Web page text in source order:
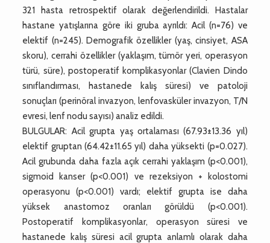
321 hasta retrospektif olarak değerlendirildi. Hastalar
hastane yatışlarına göre iki gruba ayrıldı: Acil (n=76) ve
elektif (n=245). Demografik özellikler (yaş, cinsiyet, ASA
skoru), cerrahi özellikler (yaklaşım, tümör yeri, operasyon
türü, süre), postoperatif komplikasyonlar (Clavien Dindo
sınıflandırması, hastanede kalış süresi) ve patoloji
sonuçları (perinöral invazyon, lenfovasküler invazyon, T/N
evresi, lenf nodu sayısı) analiz edildi.
BULGULAR: Acil grupta yaş ortalaması (67.93±13.36 yıl)
elektif gruptan (64.42±11.65 yıl) daha yüksekti (p=0.027).
Acil grubunda daha fazla açık cerrahi yaklaşım (p<0.001),
sigmoid kanser (p<0.001) ve rezeksiyon + kolostomi
operasyonu (p<0.001) vardı; elektif grupta ise daha
yüksek anastomoz oranları görüldü (p<0.001).
Postoperatif komplikasyonlar, operasyon süresi ve
hastanede kalış süresi acil grupta anlamlı olarak daha